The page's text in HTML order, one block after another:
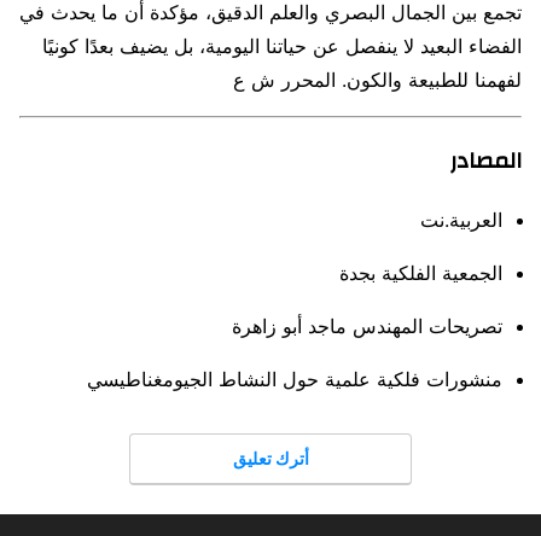
تجمع بين الجمال البصري والعلم الدقيق، مؤكدة أن ما يحدث في
الفضاء البعيد لا ينفصل عن حياتنا اليومية، بل يضيف بعدًا كونيًا
لفهمنا للطبيعة والكون. المحرر ش ع
المصادر
العربية.نت
الجمعية الفلكية بجدة
تصريحات المهندس ماجد أبو زاهرة
منشورات فلكية علمية حول النشاط الجيومغناطيسي
أترك تعليق